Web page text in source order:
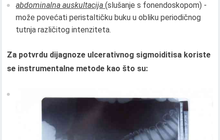
abdominalna auskultacija(slušanje s fonendoskopom) -
može povećati peristaltičku buku u obliku periodičnog
tutnja različitog intenziteta.
Za potvrdu dijagnoze ulcerativnog sigmoiditisa koriste
se instrumentalne metode kao što su: